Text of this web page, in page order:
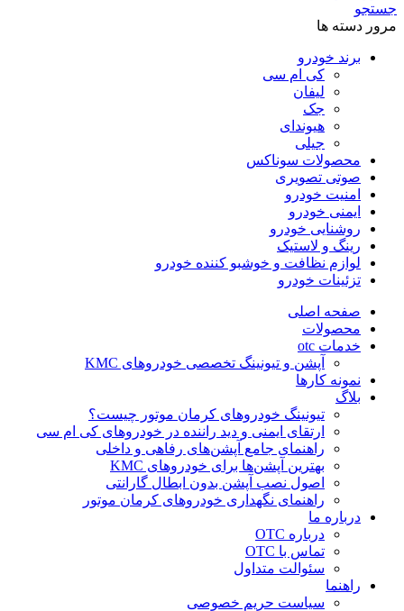
جستجو
مرور دسته ها
برند خودرو
کی ام سی
لیفان
جک
هیوندای
جیلی
محصولات سوناکس
صوتی تصویری
امنیت خودرو
ایمنی خودرو
روشنایی خودرو
رینگ و لاستیک
لوازم نظافت و خوشبو کننده خودرو
تزئینات خودرو
صفحه اصلی
محصولات
خدمات otc
آپشن و تیونینگ تخصصی خودروهای KMC
نمونه کارها
بلاگ
تیونینگ خودروهای کرمان موتور چیست؟
ارتقای ایمنی و دید راننده در خودروهای کی ام سی
راهنمای جامع آپشن‌های رفاهی و داخلی
بهترین آپشن‌ها برای خودروهای KMC
اصول نصب آپشن بدون ابطال گارانتی
راهنمای نگهداری خودروهای کرمان موتور
درباره ما
درباره OTC
تماس با OTC
سئوالت متداول
راهنما
سیاست حریم خصوصی